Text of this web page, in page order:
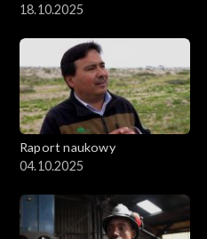
18.10.2025
Raport naukowy
04.10.2025